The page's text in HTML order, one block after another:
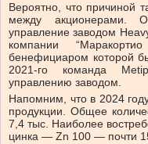
Вероятно, что причиной
между акционерами.
управление заводом
компании
бенефициаром которой
2021-го команда
управлению заводом.
Напомним, что в 2024
продукции. Общее
7,4 тыс. Наиболее
цинка — Zn 100 — почти